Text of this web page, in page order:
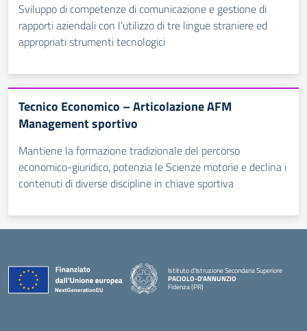
Sviluppo di competenze di comunicazione e gestione di
rapporti aziendali con l’utilizzo di tre lingue straniere ed
appropriati strumenti tecnologici
Tecnico Economico – Articolazione AFM
Management sportivo
Mantiene la formazione tradizionale del percorso
economico-giuridico, potenzia le Scienze motorie e declina i
contenuti di diverse discipline in chiave sportiva
Istituto d'Istruzione Secondaria Superiore
PACIOLO-D'ANNUNZIO
Fidenza (PR)